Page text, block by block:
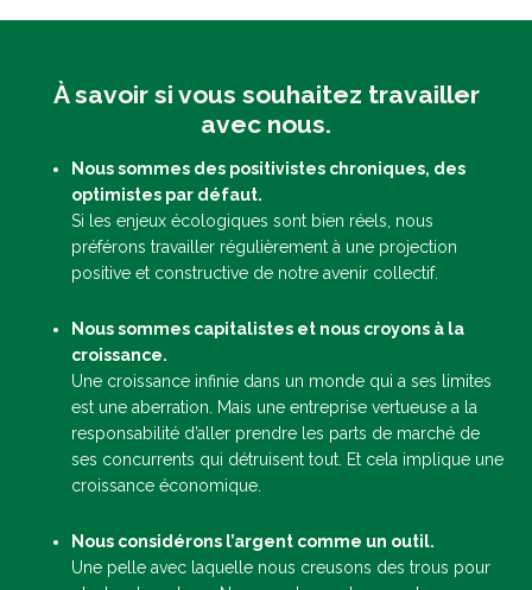
À savoir si vous souhaitez travailler
avec nous.
Nous sommes des positivistes chroniques, des
optimistes par défaut.
Si les enjeux écologiques sont bien réels, nous
préférons travailler régulièrement à une projection
positive et constructive de notre avenir collectif.
Nous sommes capitalistes et nous croyons à la
croissance.
Une croissance infinie dans un monde qui a ses limites
est une aberration. Mais une entreprise vertueuse a la
responsabilité d’aller prendre les parts de marché de
ses concurrents qui détruisent tout. Et cela implique une
croissance économique.
Nous considérons l’argent comme un outil.
Une pelle avec laquelle nous creusons des trous pour